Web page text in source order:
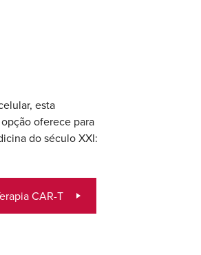
esta
oferece para
do século XXI:
CAR-T